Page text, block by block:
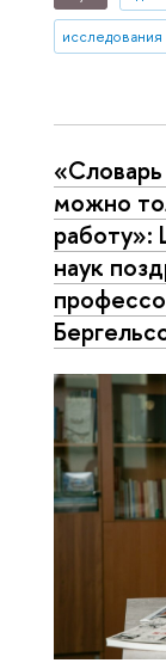
исследования
можно
работу»:
наук